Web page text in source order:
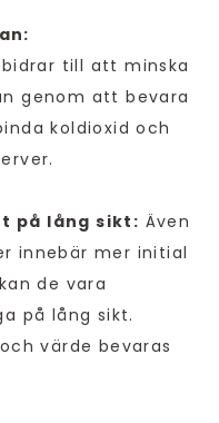
till att minska
genom att bevara
koldioxid och
på lång sikt: Även
innebär mer initial
de vara
på lång sikt.
värde bevaras